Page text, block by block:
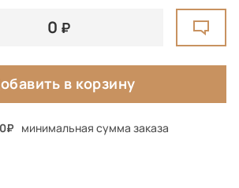
0
в корзину
минимальная сумма заказа